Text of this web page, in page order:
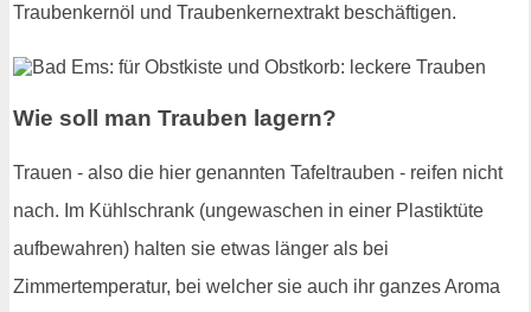
Traubenkernöl und Traubenkernextrakt beschäftigen.
Wie soll man Trauben lagern?
Trauen - also die hier genannten Tafeltrauben - reifen nicht
nach. Im Kühlschrank (ungewaschen in einer Plastiktüte
aufbewahren) halten sie etwas länger als bei
Zimmertemperatur, bei welcher sie auch ihr ganzes Aroma